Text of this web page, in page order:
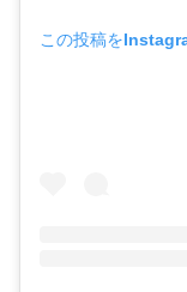
この投稿を